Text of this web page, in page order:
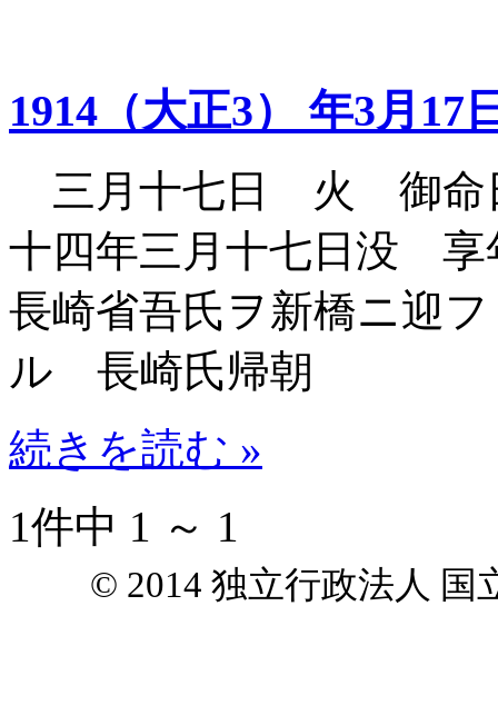
1914（大正3） 年3月17
三月十七日 火 御命
十四年三月十七日没
長崎省吾氏ヲ新橋ニ迎
ル 長崎氏帰朝
続きを読む »
1件中 1 ～ 1
© 2014 独立行政法人 国